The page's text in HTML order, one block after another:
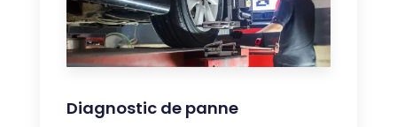
Diagnostic de panne